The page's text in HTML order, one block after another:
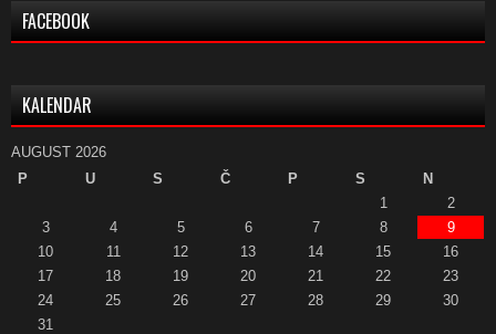
FACEBOOK
KALENDAR
AUGUST 2026
P
U S Č P S
N
1
2
3
4 5 6 7 8
9
10
11 12 13 14 15
16
17
18 19 20 21 22
23
24
25 26 27 28 29
30
31